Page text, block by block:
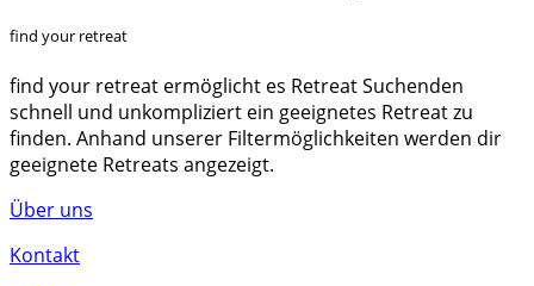
find your retreat
find your retreat ermöglicht es Retreat Suchenden
schnell und unkompliziert ein geeignetes Retreat zu
finden. Anhand unserer Filtermöglichkeiten werden dir
geeignete Retreats angezeigt.
Über uns
Kontakt